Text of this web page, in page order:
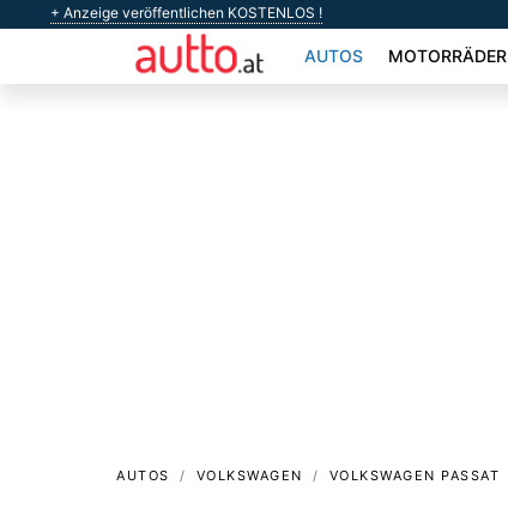
+ Anzeige veröffentlichen KOSTENLOS !
AUTOS MOTORRÄDER
AUTOS VOLKSWAGEN VOLKSWAGEN PASSAT